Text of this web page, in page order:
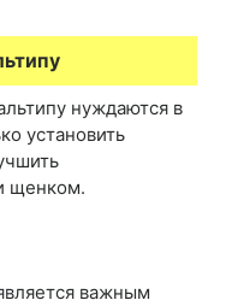
нуждаются в
установить
щенком.
важным